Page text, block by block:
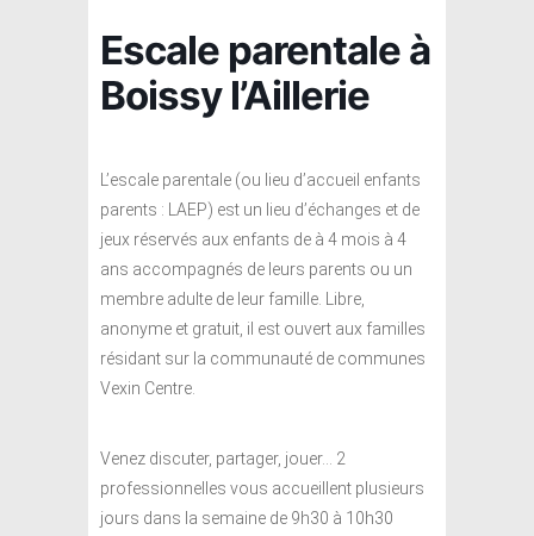
Escale parentale à
Boissy l’Aillerie
L’escale parentale (ou lieu d’accueil enfants
parents : LAEP) est un lieu d’échanges et de
jeux réservés aux enfants de à 4 mois à 4
ans accompagnés de leurs parents ou un
membre adulte de leur famille. Libre,
anonyme et gratuit, il est ouvert aux familles
résidant sur la communauté de communes
Vexin Centre.
Venez discuter, partager, jouer… 2
professionnelles vous accueillent plusieurs
jours dans la semaine de 9h30 à 10h30